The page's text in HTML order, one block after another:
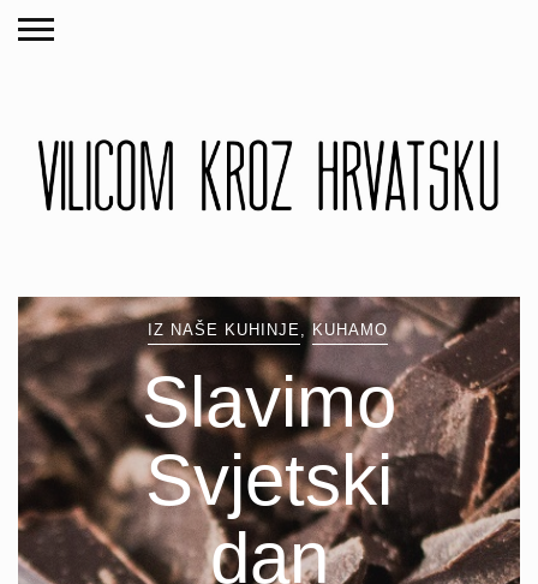
IZ NAŠE KUHINJE KUHAMO
Slavimo
Svjetski
dan